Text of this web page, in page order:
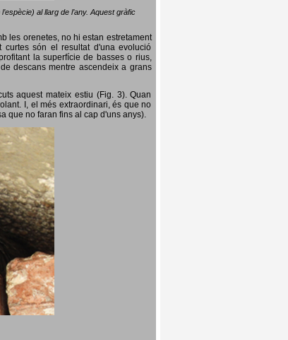
al llarg de l’any. Aquest gràfic
les orenetes, no hi estan estretament
són el resultat d'una evolució
la superfície de basses o rius,
descans mentre ascendeix a grans
aquest mateix estiu (Fig. 3). Quan
I, el més extraordinari, és que no
que no faran fins al cap d'uns anys).